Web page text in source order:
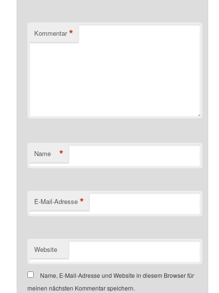
Kommentar *
Name *
E-Mail-Adresse *
Website
Name, E-Mail-Adresse und Website in diesem Browser für
meinen nächsten Kommentar speichern.